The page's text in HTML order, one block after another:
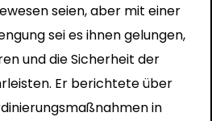
seien, aber mit einer
sei es ihnen gelungen,
und die Sicherheit der
Er berichtete über
in